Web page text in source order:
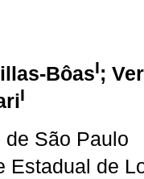
BôasI;
I
de São Paulo
Estadual de